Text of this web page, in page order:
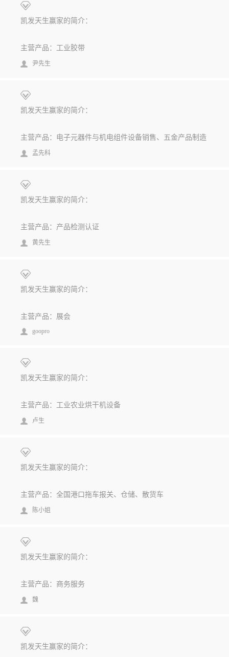
凯发天生赢家的简介：
主营产品：工业胶带
尹先生
凯发天生赢家的简介：
主营产品：电子元器件与机电组件设备销售、五金产品制造
孟先科
凯发天生赢家的简介：
主营产品：产品检测认证
黄先生
凯发天生赢家的简介：
主营产品：展会
goopro
凯发天生赢家的简介：
主营产品：工业农业烘干机设备
卢生
凯发天生赢家的简介：
主营产品：全国港口拖车报关、仓储、散货车
陈小姐
凯发天生赢家的简介：
主营产品：商务服务
魏
凯发天生赢家的简介：